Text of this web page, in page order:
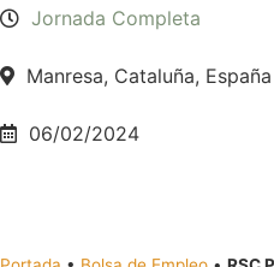
Jornada Completa
Manresa, Cataluña, España
06/02/2024